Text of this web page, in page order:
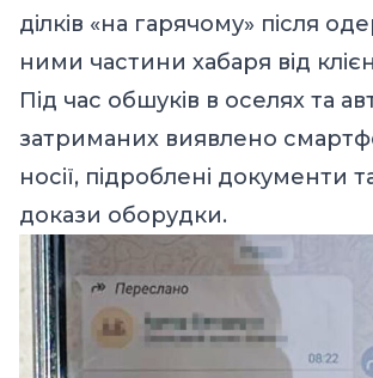
ділків «на гарячому» після
ними частини хабаря від
Під час обшуків в оселях та
затриманих виявлено
носії, підроблені документи
докази оборудки.